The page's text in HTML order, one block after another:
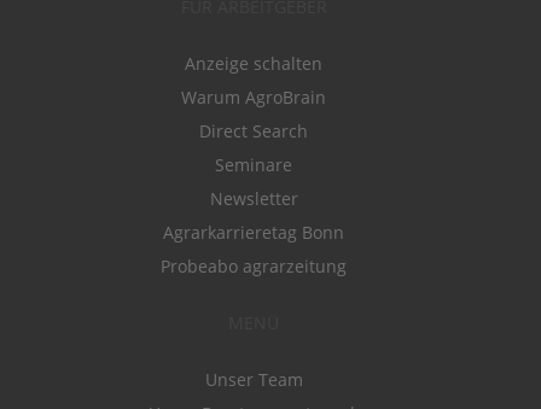
Anzeige schalten
Warum AgroBrain
Direct Search
Seminare
Newsletter
Agrarkarrieretag Bonn
Probeabo agrarzeitung
Unser Team